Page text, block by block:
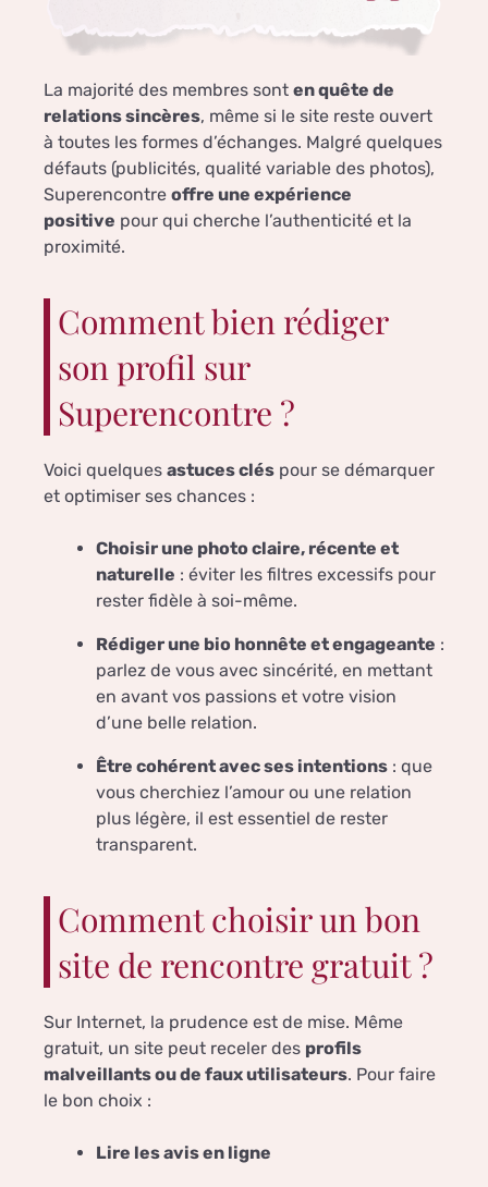
La majorité des membres sont en quête de
relations sincères, même si le site reste ouvert
à toutes les formes d’échanges. Malgré quelques
défauts (publicités, qualité variable des photos),
Superencontre offre une expérience
positive pour qui cherche l’authenticité et la
proximité.
Comment bien rédiger
son profil sur
Superencontre ?
Voici quelques astuces clés pour se démarquer
et optimiser ses chances :
Choisir une photo claire, récente et
naturelle : éviter les filtres excessifs pour
rester fidèle à soi-même.
Rédiger une bio honnête et engageante :
parlez de vous avec sincérité, en mettant
en avant vos passions et votre vision
d’une belle relation.
Être cohérent avec ses intentions : que
vous cherchiez l’amour ou une relation
plus légère, il est essentiel de rester
transparent.
Comment choisir un bon
site de rencontre gratuit ?
Sur Internet, la prudence est de mise. Même
gratuit, un site peut receler des profils
malveillants ou de faux utilisateurs. Pour faire
le bon choix :
Lire les avis en ligne